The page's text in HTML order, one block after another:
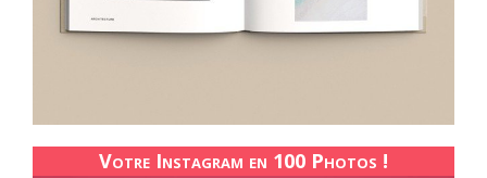
Votre Instagram en 100 Photos !